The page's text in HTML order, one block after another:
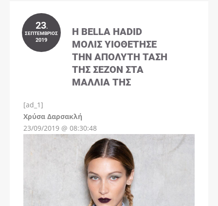
23.
ΣΕΠΤΈΜΒΡΙΟΣ
2019
Η BELLA HADID
ΜΌΛΙΣ ΥΙΟΘΈΤΗΣΕ
ΤΗΝ ΑΠΌΛΥΤΗ ΤΆΣΗ
ΤΗΣ ΣΕΖΌΝ ΣΤΑ
ΜΑΛΛΙΆ ΤΗΣ
[ad_1]
Χρύσα Δαρσακλή
23/09/2019 @ 08:30:48